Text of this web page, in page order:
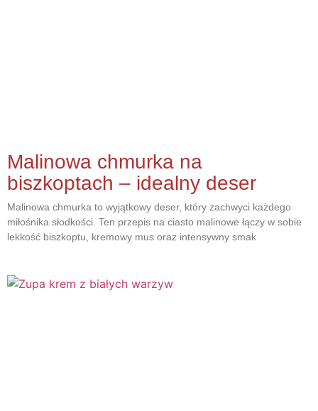
Malinowa chmurka na
biszkoptach – idealny deser
Malinowa chmurka to wyjątkowy deser, który zachwyci każdego
miłośnika słodkości. Ten przepis na ciasto malinowe łączy w sobie
lekkość biszkoptu, kremowy mus oraz intensywny smak